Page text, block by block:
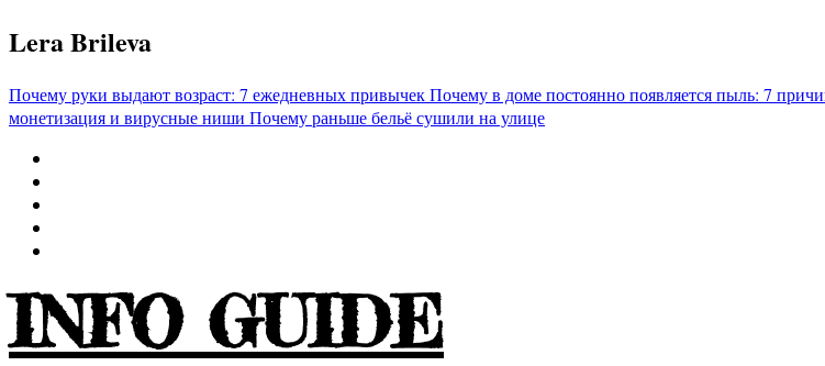
Перейти
к
Lera Brileva
Почему руки выдают возраст: 7 ежедневных привычекПочему в доме постоянно появляется пыль: 7
монетизация и вирусные ниши Почему раньше бельё сушили на улице
INFO GUIDE